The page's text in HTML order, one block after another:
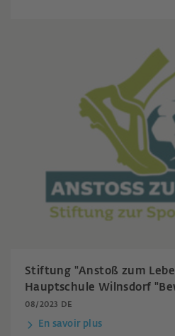
Stiftung "Anstoß zum
Hauptschule Wilnsdorf
08/2023 DE
En savoir plus